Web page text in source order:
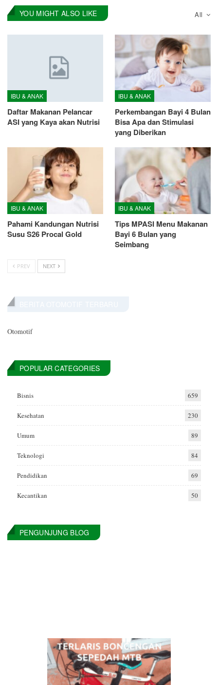
All
YOU MIGHT ALSO LIKE
IBU & ANAK
Daftar Makanan Pelancar
ASI yang Kaya akan Nutrisi
IBU & ANAK
Perkembangan Bayi 4 Bulan
Bisa Apa dan Stimulasi
yang Diberikan
IBU & ANAK
Pahami Kandungan Nutrisi
Susu S26 Procal Gold
IBU & ANAK
Tips MPASI Menu Makanan
Bayi 6 Bulan yang
Seimbang
PREV NEXT
Otomotif
POPULAR CATEGORIES
Bisnis 659
Kesehatan 230
Umum 89
Teknologi 84
Pendidikan 69
Kecantikan 50
PENGUNJUNG BLOG